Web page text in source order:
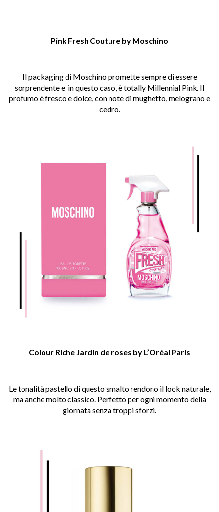
Pink Fresh Couture by Moschino
Il packaging di Moschino promette sempre di essere
sorprendente e, in questo caso, è totally Millennial Pink. Il
profumo è fresco e dolce, con note di mughetto, melograno e
cedro.
Colour Riche Jardin de roses by L’Oréal Paris
Le tonalità pastello di questo smalto rendono il look naturale,
ma anche molto classico. Perfetto per ogni momento della
giornata senza troppi sforzi.